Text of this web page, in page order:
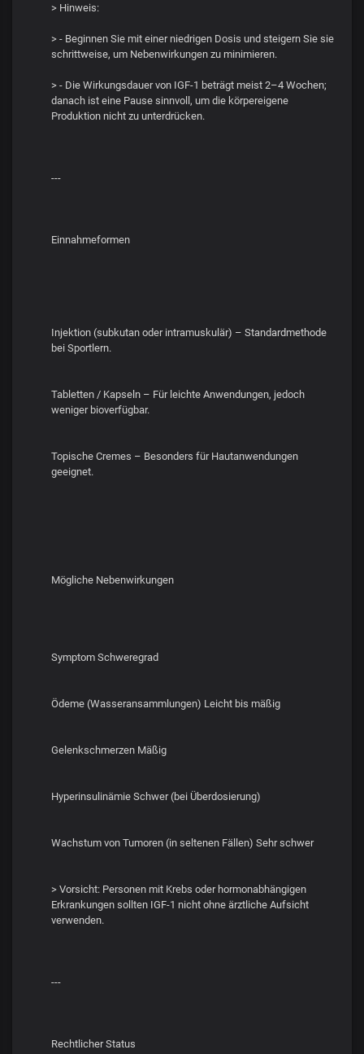
> Hinweis:
> - Beginnen Sie mit einer niedrigen Dosis und steigern Sie sie
schrittweise, um Nebenwirkungen zu minimieren.
> - Die Wirkungsdauer von IGF-1 beträgt meist 2–4 Wochen;
danach ist eine Pause sinnvoll, um die körpereigene
Produktion nicht zu unterdrücken.
---
Einnahmeformen
Injektion (subkutan oder intramuskulär) – Standardmethode
bei Sportlern.
Tabletten / Kapseln – Für leichte Anwendungen, jedoch
weniger bioverfügbar.
Topische Cremes – Besonders für Hautanwendungen
geeignet.
Mögliche Nebenwirkungen
Symptom Schweregrad
Ödeme (Wasseransammlungen) Leicht bis mäßig
Gelenkschmerzen Mäßig
Hyperinsulinämie Schwer (bei Überdosierung)
Wachstum von Tumoren (in seltenen Fällen) Sehr schwer
> Vorsicht: Personen mit Krebs oder hormonabhängigen
Erkrankungen sollten IGF-1 nicht ohne ärztliche Aufsicht
verwenden.
---
Rechtlicher Status